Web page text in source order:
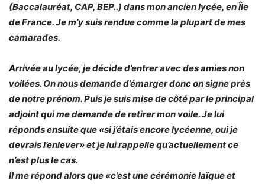
(Baccalauréat, CAP, BEP..) dans mon ancien lycée, en Île
de France. Je m’y suis rendue comme la plupart de mes
camarades.
Arrivée au lycée, je décide d’entrer avec des amies non
voilées. On nous demande d’émarger donc on signe près
de notre prénom. Puis je suis mise de côté par le principal
adjoint qui me demande de retirer mon voile. Je lui
réponds ensuite que «si j’étais encore lycéenne, oui je
devrais l’enlever» et je lui rappelle qu’actuellement ce
n’est plus le cas.
Il me répond alors que «c’est une cérémonie laïque et